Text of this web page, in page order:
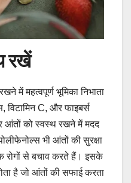
रखें
में महत्वपूर्ण भूमिका निभाता
C, और फाइबर्स
आंतों को स्वस्थ रखने में मदद
भी आंतों की सुरक्षा
रोगों से बचाव करते हैं। इसके
है जो आंतों की सफाई करता